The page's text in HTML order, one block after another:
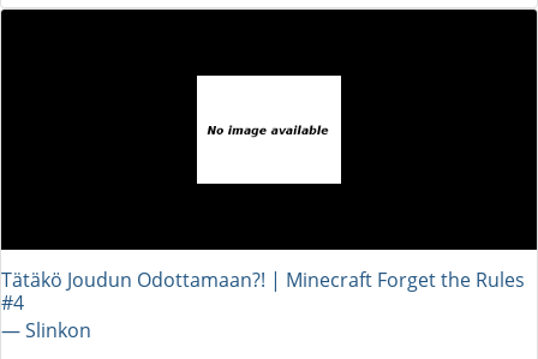
Tätäkö Joudun Odottamaan?! | Minecraft Forget the Rules
#4
― Slinkon